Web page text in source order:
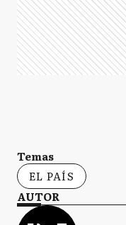
Temas
EL PAÍS
AUTOR